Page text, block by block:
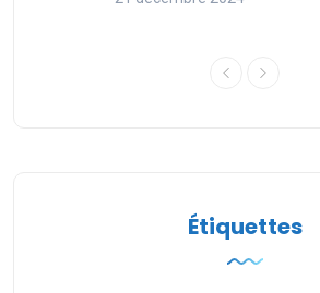
Étiquettes